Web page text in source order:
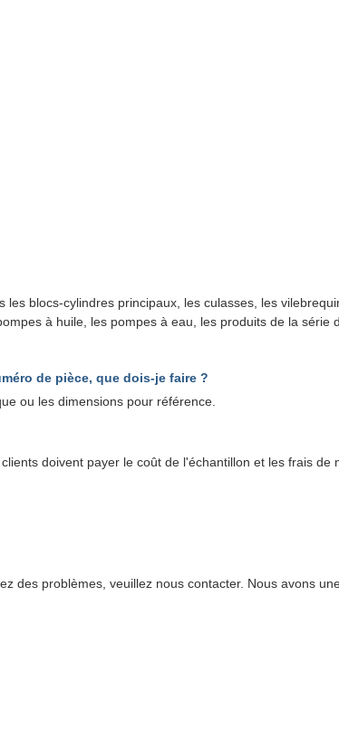
blocs-cylindres principaux, les culasses, les
à huile, les pompes à eau, les produits de la série
de pièce, que dois-je faire ?
ou les dimensions pour référence.
doivent payer le coût de l'échantillon et les frais de
des problèmes, veuillez nous contacter. Nous avons